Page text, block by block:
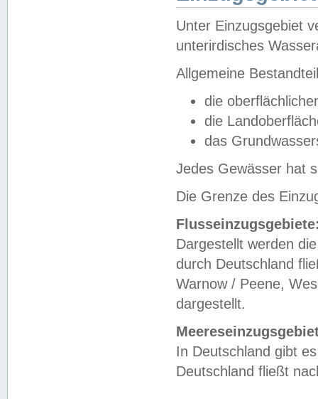
Unter Einzugsgebiet
unterirdisches
Allgemeine
die
die
das
Jedes Gewässer hat
Die Grenze des
Dargestellt werden
durch Deutschland
Warnow / Peene,
dargestellt.
In Deutschland gibt
Deutschland fließt